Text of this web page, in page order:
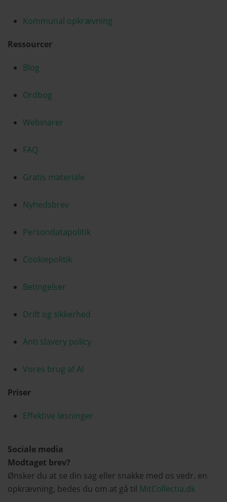
Kommunal opkrævning
Ressourcer
Blog
Ordbog
Webinarer
FAQ
Gratis materiale
Nyhedsbrev
Persondatapolitik
Cookiepolitik
Betingelser
Drift og sikkerhed
Anti slavery policy
Vores brug af AI
Priser
Effektive løsninger
Sociale media
Modtaget brev?
Ønsker du at se din sag eller snakke med os vedr. en
opkrævning, bedes du om at gå til MitCollectia.dk